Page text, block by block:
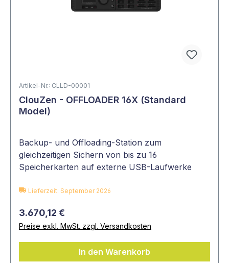
Artikel-Nr.: CLLD-00001
ClouZen - OFFLOADER 16X (Standard
Model)
Backup- und Offloading-Station zum
gleichzeitigen Sichern von bis zu 16
Speicherkarten auf externe USB-Laufwerke
Lieferzeit: September 2026
3.670,12 €
Preise exkl. MwSt. zzgl. Versandkosten
In den Warenkorb